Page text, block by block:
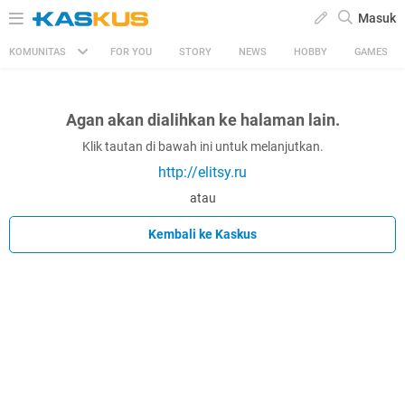
Masuk
KOMUNITAS FOR YOU STORY NEWS HOBBY GAMES
Agan akan dialihkan ke halaman lain.
Klik tautan di bawah ini untuk melanjutkan.
http://elitsy.ru
atau
Kembali ke Kaskus